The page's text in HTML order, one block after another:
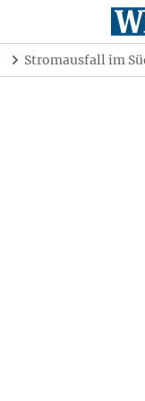
Stromausfall im